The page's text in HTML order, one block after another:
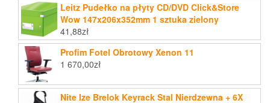
Leitz Pudełko na płyty CD/DVD Click&Store
Wow 147x206x352mm 1 sztuka zielony
41,88zł
Profim Fotel Obrotowy Xenon 11
1 670,00zł
Nite Ize Brelok Keyrack Stal Nierdzewna + 6X